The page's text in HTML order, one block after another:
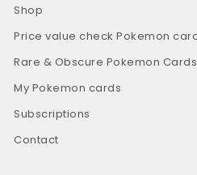
Shop
Price value check Pokemon
Rare & Obscure Pokemon Cards
My Pokemon cards
Subscriptions
Contact